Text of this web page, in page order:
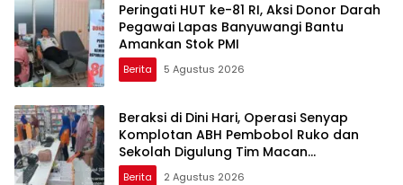
Peringati HUT ke-81 RI, Aksi Donor Darah
Pegawai Lapas Banyuwangi Bantu
Amankan Stok PMI
Berita 5 Agustus 2026
Beraksi di Dini Hari, Operasi Senyap
Komplotan ABH Pembobol Ruko dan
Sekolah Digulung Tim Macan
Blambangan
Berita 2 Agustus 2026